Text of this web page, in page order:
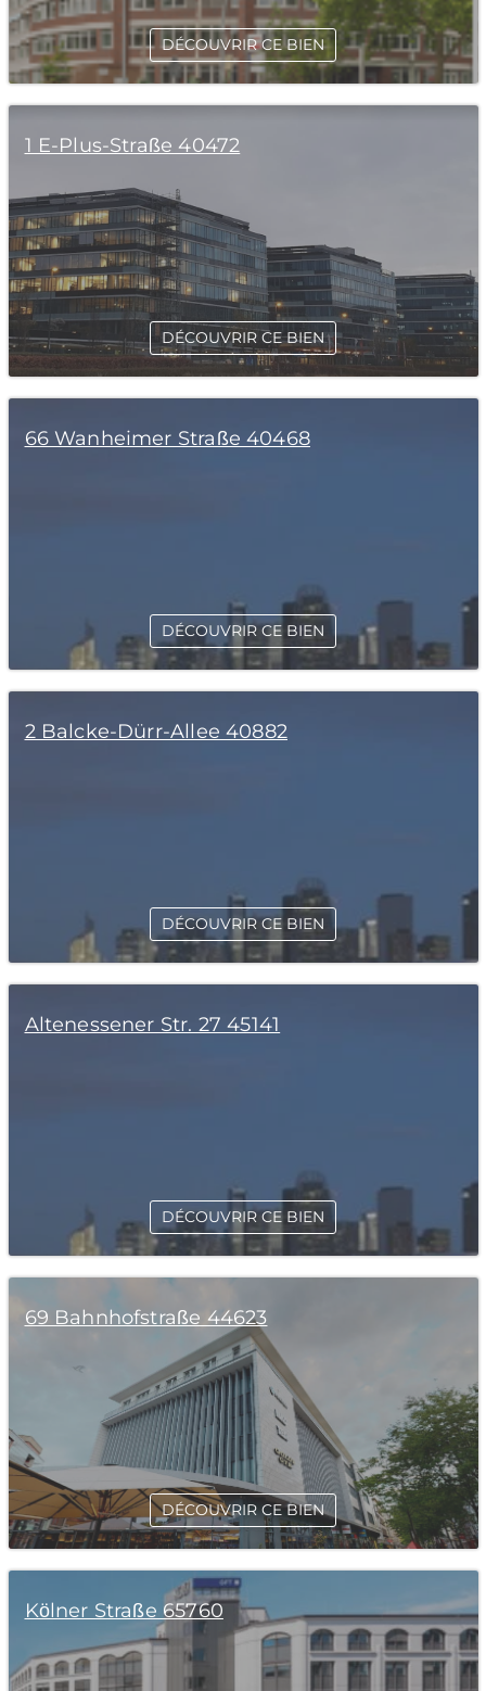
DÉCOUVRIR CE BIEN
1 E-Plus-Straße 40472
DÉCOUVRIR CE BIEN
66 Wanheimer Straße 40468
DÉCOUVRIR CE BIEN
2 Balcke-Dürr-Allee 40882
DÉCOUVRIR CE BIEN
Altenessener Str. 27 45141
DÉCOUVRIR CE BIEN
69 Bahnhofstraße 44623
DÉCOUVRIR CE BIEN
Kölner Straße 65760